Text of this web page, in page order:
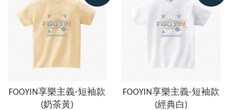
FOOYIN享樂主義-短袖款
(奶茶黃)
FOOYIN享樂主義-短袖款
(經典白)